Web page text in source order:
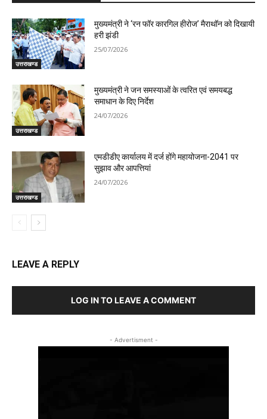
उत्तराखण्ड
मुख्यमंत्री ने ‘रन फॉर कारगिल हीरोज’ मैराथॉन को दिखायी
हरी झंडी
25/07/2026
उत्तराखण्ड
मुख्यमंत्री ने जन समस्याओं के त्वरित एवं समयबद्ध
समाधान के दिए निर्देश
24/07/2026
उत्तराखण्ड
एमडीडीए कार्यालय में दर्ज होंगे महायोजना-2041 पर
सुझाव और आपत्तियां
24/07/2026
LEAVE A REPLY
LOG IN TO LEAVE A COMMENT
- Advertisment -